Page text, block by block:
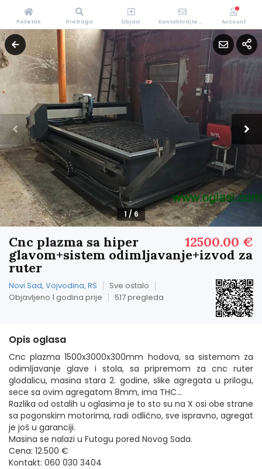
1 /6
12500.00 €
Cnc plazma sa hiper
glavom+sistem odimljavanje+izvod za
ruter
Novi Sad, Vojvodina, RS
Sve ostalo
Objavljeno 1 godina prije
517 pregleda
Opis oglasa
Cnc plazma 1500x3000x300mm hodova, sa sistemom za
odimljavanje glave i stola, sa pripremom za cnc ruter
glodalicu, masina stara 2. godine, slike agregata u prilogu,
sece sa ovim agregatom 8mm, ima THC...
Razlika od ostalih u oglasima je to sto su na X osi obe strane
sa pogonskim motorima, radi odlično, sve ispravno, agregat
je još u garanciji.
Masina se nalazi u Futogu pored Novog Sada.
Cena: 12.500 €
Kontakt: 060 030 3404
Početak Pretraga Objavi Kontaktirajte Nas Account